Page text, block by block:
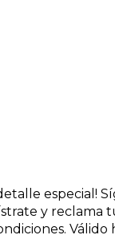
especial!
y reclama
Válido